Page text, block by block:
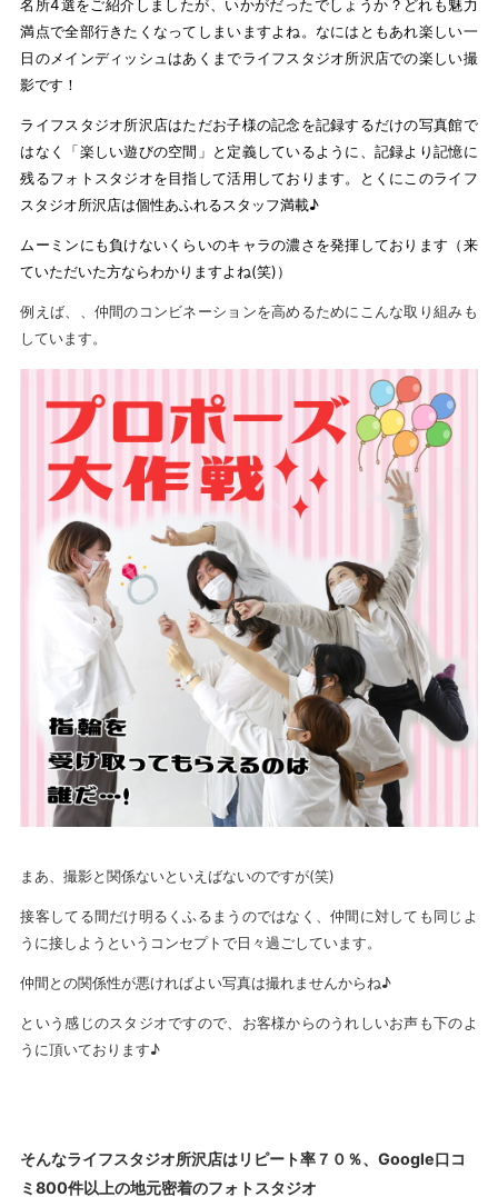
名所4選をご紹介しましたが、いかがだったでしょうか？どれも魅力
満点で全部行きたくなってしまいますよね。なにはともあれ楽しい一
日のメインディッシュはあくまでライフスタジオ所沢店での楽しい撮
影です！
ライフスタジオ所沢店はただお子様の記念を記録するだけの写真館で
はなく「楽しい遊びの空間」と定義しているように、記録より記憶に
残るフォトスタジオを目指して活用しております。とくにこのライフ
スタジオ所沢店は個性あふれるスタッフ満載♪
ムーミンにも負けないくらいのキャラの濃さを発揮しております（来
ていただいた方ならわかりますよね(笑)）
例えば、、仲間のコンビネーションを高めるためにこんな取り組みも
しています。
まあ、撮影と関係ないといえばないのですが(笑)
接客してる間だけ明るくふるまうのではなく、仲間に対しても同じよ
うに接しようというコンセプトで日々過ごしています。
仲間との関係性が悪ければよい写真は撮れませんからね♪
という感じのスタジオですので、お客様からのうれしいお声も下のよ
うに頂いております♪
そんなライフスタジオ所沢店はリピート率７０％、Google口コ
ミ800件以上の地元密着のフォトスタジオ